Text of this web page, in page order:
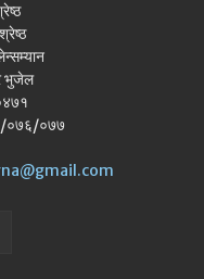
भुजेल
०७६/०७७